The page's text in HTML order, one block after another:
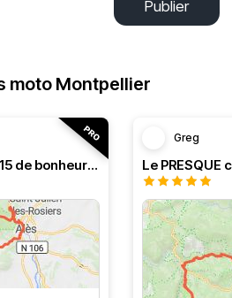
Publier
moto Montpellier
1h – A l’Ouest d’Alès, 1h15 de bonheur (HSRF23)
Greg